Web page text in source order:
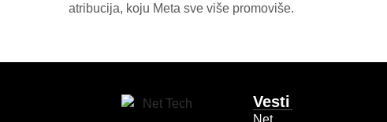
atribucija, koju Meta sve više promoviše.
Vesti
Net